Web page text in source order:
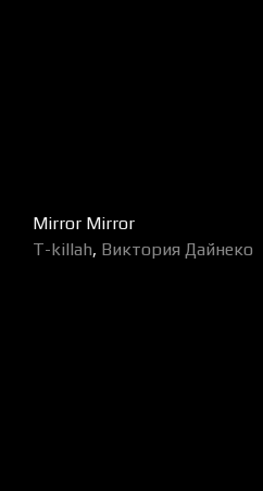
Mirror Mirror
T-killah, Виктория Дайнеко